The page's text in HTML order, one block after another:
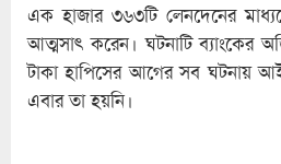
এক হাজার ৩৬৩টি লেনদেনের
আত্মসাৎ করেন। ঘটনাটি ব্যাংকের
টাকা হাপিসের আগের সব ঘটনায়
এবার তা হয়নি।